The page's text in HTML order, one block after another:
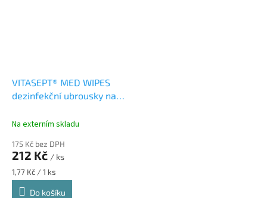
VITASEPT® MED WIPES
dezinfekční ubrousky na
120 ksalkoholové
zdravotnické povrchy 120
ks
Na externím skladu
175 Kč bez DPH
212 Kč / ks
Měrná
cena:
1,77 Kč / 1 ks
Do košíku